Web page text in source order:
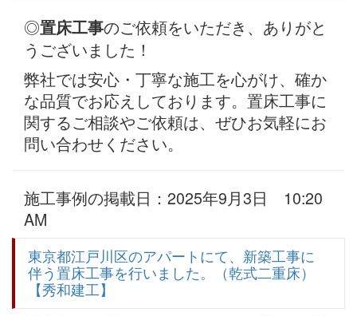
◎置床工事のご依頼をいただき、ありがと
うございました！
弊社では安心・丁寧な施工を心がけ、確か
な品質でお応えしております。置床工事に
関するご相談やご依頼は、ぜひお気軽にお
問い合わせください。
施工事例の掲載日：2025年9月3日 10:20
AM
東京都江戸川区のアパートにて、新築工事に
伴う置床工事を行いました。（乾式二重床）
【秀和建工】